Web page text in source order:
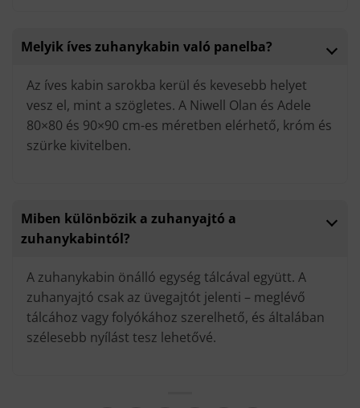
Melyik íves zuhanykabin való panelba?
Az íves kabin sarokba kerül és kevesebb helyet
vesz el, mint a szögletes. A Niwell Olan és Adele
80×80 és 90×90 cm-es méretben elérhető, króm és
szürke kivitelben.
Miben különbözik a zuhanyajtó a
zuhanykabintól?
A zuhanykabin önálló egység tálcával együtt. A
zuhanyajtó csak az üvegajtót jelenti – meglévő
tálcához vagy folyókához szerelhető, és általában
szélesebb nyílást tesz lehetővé.